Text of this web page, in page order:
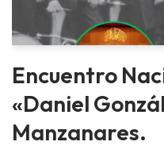
Encuentro
«Daniel
Manzanares.